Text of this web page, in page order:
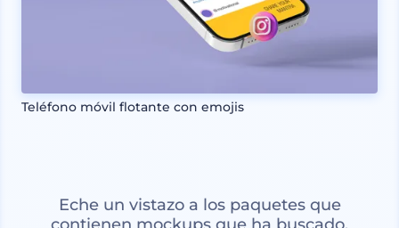
Teléfono móvil flotante con emojis
Eche un vistazo a los paquetes que